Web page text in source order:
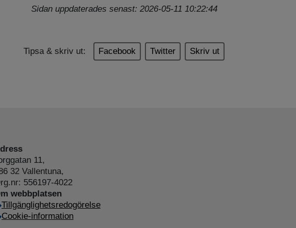
Sidan uppdaterades senast: 2026-05-11 10:22:44
Tipsa & skriv ut: Facebook Twitter Skriv ut
11,
32 Vallentuna,
556197-4022
webbplatsen
Tillgänglighetsredogörelse
Cookie-information